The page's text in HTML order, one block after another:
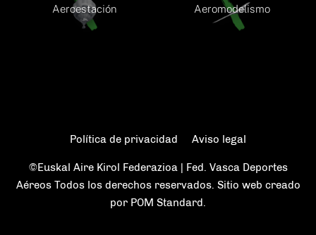
Aeroestación Aeromodelismo
Política de privacidad Aviso legal
©Euskal Aire Kirol Federazioa | Fed. Vasca Deportes
Aéreos Todos los derechos reservados. Sitio web creado
por POM Standard.